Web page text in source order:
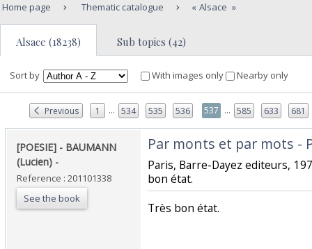
Home page Thematic catalogue Alsace
Alsace (18238) Sub topics (42)
Sort by With images only Nearby only
Previous 1 ... 534 535 536 537 ... 585 633 681
‎[POESIE] - BAUMANN
(Lucien) - ‎
Reference : 201101338
See the book
‎Par monts et par mots -
‎Paris, Barre-Dayez editeurs,
bon état.‎
‎Très bon état.‎